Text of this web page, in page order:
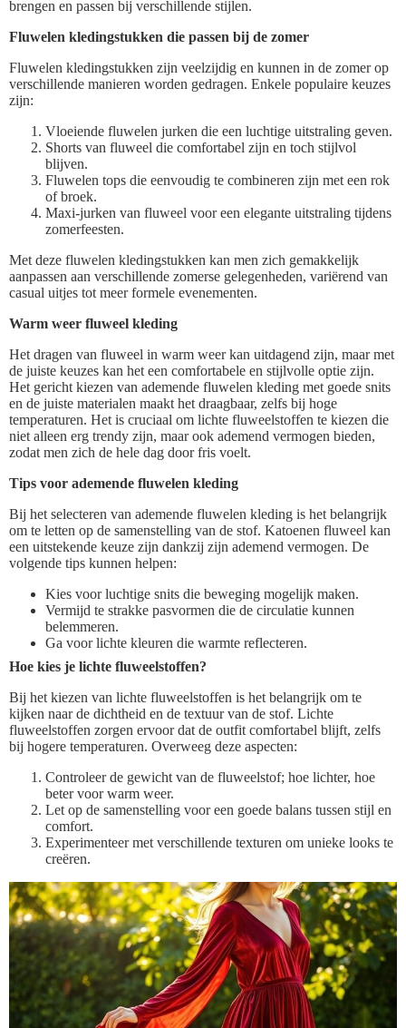
brengen en passen bij verschillende stijlen.
Fluwelen kledingstukken die passen bij de zomer
Fluwelen kledingstukken zijn veelzijdig en kunnen in de zomer op
verschillende manieren worden gedragen. Enkele populaire keuzes
zijn:
Vloeiende fluwelen jurken die een luchtige uitstraling geven.
Shorts van fluweel die comfortabel zijn en toch stijlvol
blijven.
Fluwelen tops die eenvoudig te combineren zijn met een rok
of broek.
Maxi-jurken van fluweel voor een elegante uitstraling tijdens
zomerfeesten.
Met deze fluwelen kledingstukken kan men zich gemakkelijk
aanpassen aan verschillende zomerse gelegenheden, variërend van
casual uitjes tot meer formele evenementen.
Warm weer fluweel kleding
Het dragen van fluweel in warm weer kan uitdagend zijn, maar met
de juiste keuzes kan het een comfortabele en stijlvolle optie zijn.
Het gericht kiezen van ademende fluwelen kleding met goede snits
en de juiste materialen maakt het draagbaar, zelfs bij hoge
temperaturen. Het is cruciaal om lichte fluweelstoffen te kiezen die
niet alleen erg trendy zijn, maar ook ademend vermogen bieden,
zodat men zich de hele dag door fris voelt.
Tips voor ademende fluwelen kleding
Bij het selecteren van ademende fluwelen kleding is het belangrijk
om te letten op de samenstelling van de stof. Katoenen fluweel kan
een uitstekende keuze zijn dankzij zijn ademend vermogen. De
volgende tips kunnen helpen:
Kies voor luchtige snits die beweging mogelijk maken.
Vermijd te strakke pasvormen die de circulatie kunnen
belemmeren.
Ga voor lichte kleuren die warmte reflecteren.
Hoe kies je lichte fluweelstoffen?
Bij het kiezen van lichte fluweelstoffen is het belangrijk om te
kijken naar de dichtheid en de textuur van de stof. Lichte
fluweelstoffen zorgen ervoor dat de outfit comfortabel blijft, zelfs
bij hogere temperaturen. Overweeg deze aspecten:
Controleer de gewicht van de fluweelstof; hoe lichter, hoe
beter voor warm weer.
Let op de samenstelling voor een goede balans tussen stijl en
comfort.
Experimenteer met verschillende texturen om unieke looks te
creëren.